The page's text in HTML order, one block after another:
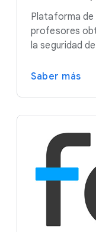
Plataforma de
profesores
la seguridad
Saber más